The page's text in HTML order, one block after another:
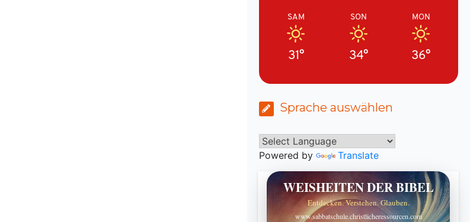
SAM
31°
SON
34°
MON
36°
Sprache auswählen
Powered by Translate
WEISHEITEN DER BIBEL
Entdecken. Verstehen. Glauben.
www.sabbatschule.christlicheressourcen.com